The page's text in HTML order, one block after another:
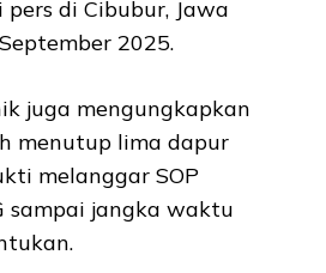
di Cibubur, Jawa
2025.
juga mengungkapkan
menutup lima dapur
melanggar SOP
sampai jangka waktu